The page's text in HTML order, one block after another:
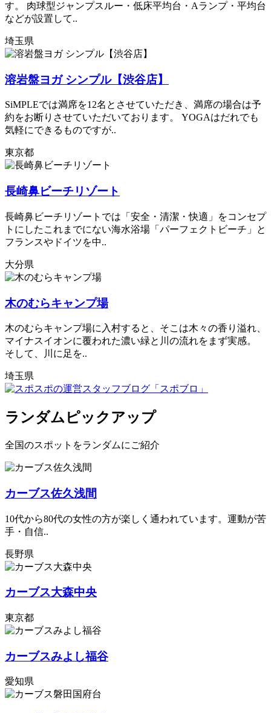
す。 肉球型ジャンプスルー・低床平均台・Aランプ・平均台
などが設置して..
埼玉県
溶岩盤ヨガ シンプル【渋谷店】
SiMPLEでは満席を12名とさせていただき、満席の場合は予
約をお断りさせていただいております。 YOGAはだれでも
気軽にできるものですが..
東京都
長崎鼻ビーチリゾート
長崎鼻ビーチリゾートでは「安全・清潔・快適」をコンセプ
トにしたこれまでにない海水浴場「パーフェクトビーチ」と
フランスやドイツを中..
大分県
木のむらキャンプ場
木のむらキャンプ場に入村すると、そこは木々の香り溢れ、
マイナスイオンに覆われた濃い緑と川の流れをまず実感。
そして、川に足を..
埼玉県
ランダムピックアップ
全国のスポットをランダムにご紹介
カーブス佐久浅間
10代から80代の女性の方が楽しく通われています。運動が苦
手・自信..
長野県
カーブス大森中央
東京都
カーブスみよし福谷
愛知県